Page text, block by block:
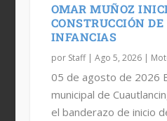
OMAR MUÑOZ
CONSTRUCCIÓN
INFANCIAS
por Staff| Ago 5, 2026|
05 de agosto de 2026
municipal de
el banderazo de inicio